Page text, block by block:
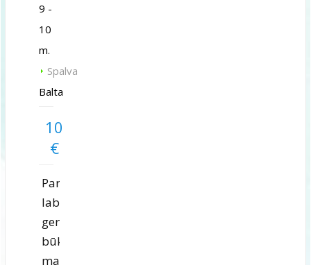
9 -
10
m.
Spalva
Balta
10
€
Parduodu
labai
geros
būklės
mažai